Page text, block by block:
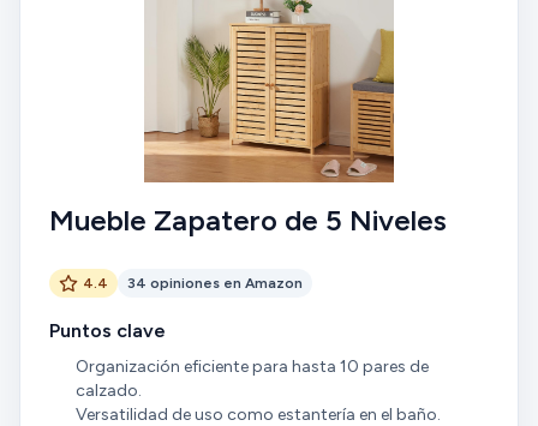
Mueble Zapatero de 5 Niveles
4.4 34 opiniones en Amazon
Puntos clave
Organización eficiente para hasta 10 pares de
calzado.
Versatilidad de uso como estantería en el baño.